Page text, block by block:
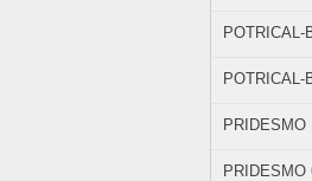
POTRICAL-
POTRICAL-
PRIDESMO
PRIDESMO